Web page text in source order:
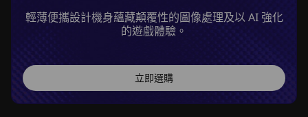
輕薄便攜設計機身蘊藏顛覆性的圖像處理及以 AI 強化
的遊戲體驗。
立即選購